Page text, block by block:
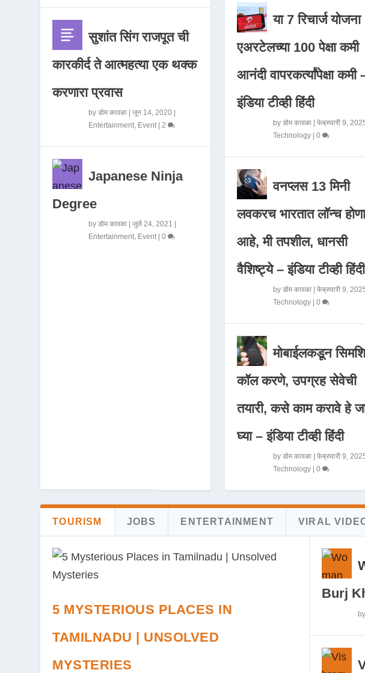
सुशांत सिंग राजपूत ची
कारकीर्द ते आत्महत्या एक थक्क
करणारा प्रवास
byडोम कावळा |जून 14, 2020
Entertainment, Event|2
Japanese Ninja
Degree
byडोम कावळा |जुलै 24, 2021
Entertainment, Event|0
या 7 रिचार्ज योजना
एअरटेलच्या 100 पेक्षा कमी
आनंदी वापरकर्त्यांपेक्षा कमी
इंडिया टीव्ही हिंदी
by डोम कावळा| फेब्रुवारी 9,
Technology| 0
वनप्लस 13 मिनी
लवकरच भारतात लॉन्च
आहे, मी तपशील, धानसी
वैशिष्ट्ये – इंडिया टीव्ही हिंदी
by डोम कावळा| फेब्रुवारी 9,
Technology| 0
मोबाईलकडून
कॉल करणे, उपग्रह सेवेची
तयारी, कसे काम करावे हे
घ्या – इंडिया टीव्ही हिंदी
by डोम कावळा| फेब्रुवारी 9,
Technology| 0
TOURISM JOBS ENTERTAINMENT VIRAL
5 MYSTERIOUS PLACES IN
TAMILNADU | UNSOLVED
MYSTERIES
Burj
by